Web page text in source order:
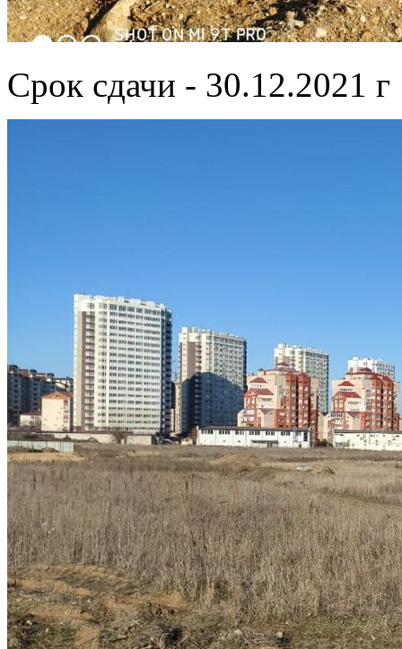
Срок сдачи - 30.12.2021 г